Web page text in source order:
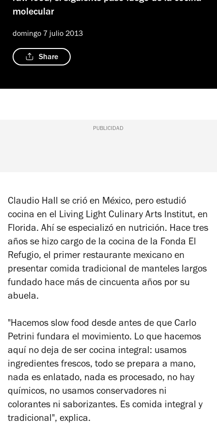
molecular
domingo 7 julio 2013
Share
PUBLICIDAD
Claudio Hall se crió en México, pero estudió
cocina en el Living Light Culinary Arts Institut, en
Florida. Ahí se especializó en nutrición. Hace tres
años se hizo cargo de la cocina de la Fonda El
Refugio, el primer restaurante mexicano en
presentar comida tradicional de manteles largos
fundado hace más de cincuenta años por su
abuela.
"Hacemos slow food desde antes de que Carlo
Petrini fundara el movimiento. Lo que hacemos
aquí no deja de ser cocina integral: usamos
ingredientes frescos, todo se prepara a mano,
nada es enlatado, nada es procesado, no hay
químicos, no usamos conservadores ni
colorantes ni saborizantes. Es comida integral y
tradicional", explica.